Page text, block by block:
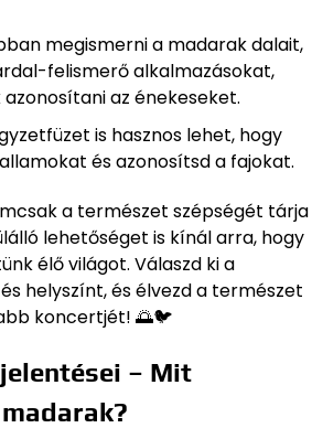
megismerni a madarak dalait,
felismerő alkalmazásokat,
az énekeseket.
is hasznos lehet, hogy
és azonosítsd a fajokat.
a természet szépségét tárja
lehetőséget is kínál arra, hogy
élő világot. Válaszd ki a
helyszínt, és élvezd a természet
koncertjét! 🌅🐦
– Mit